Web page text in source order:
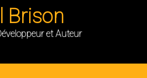
Brison
et Auteur